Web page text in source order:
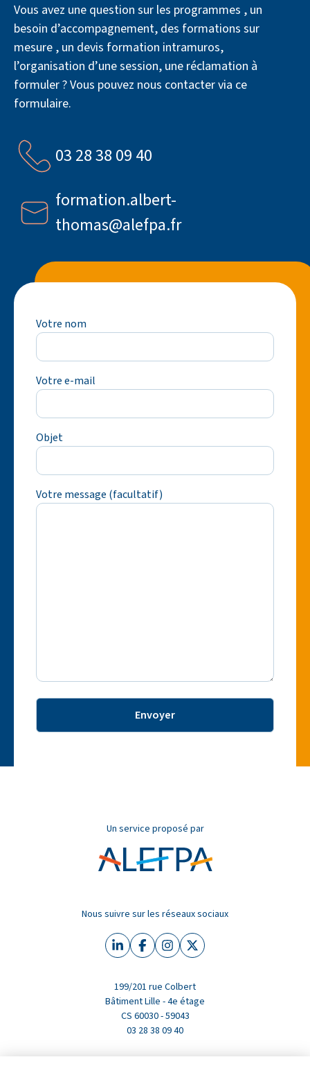
Vous avez une question sur les programmes , un
besoin d’accompagnement, des formations sur
mesure , un devis formation intramuros,
l’organisation d’une session, une réclamation à
formuler ? Vous pouvez nous contacter via ce
formulaire.
03 28 38 09 40
formation.albert-
thomas@alefpa.fr
Votre nom
Votre e-mail
Objet
Votre message (facultatif)
Un service proposé par
Nous suivre sur les réseaux sociaux
Linkedin (nouvelle fenêtre)
Facebook (nouvelle fenêtre)
Instagram (nouvelle fenêtre)
X (Twitter) (nouvelle
199/201 rue Colbert
Bâtiment Lille - 4e étage
CS 60030 - 59043
03 28 38 09 40